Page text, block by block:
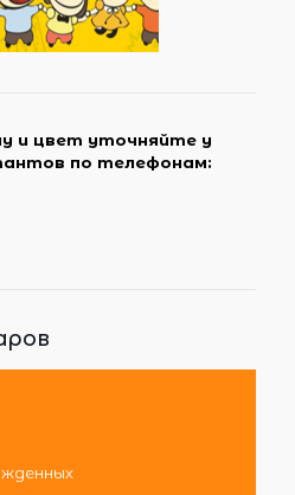
и цвет уточняйте у
по телефонам: